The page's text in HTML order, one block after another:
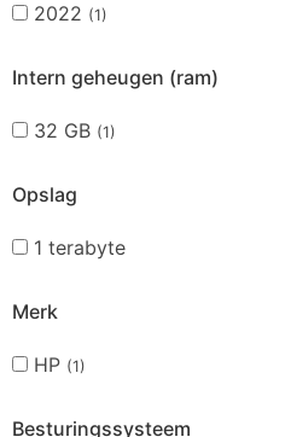
2022 (1)
Intern geheugen (ram)
32 GB (1)
Opslag
1 terabyte
Merk
HP (1)
Besturingssysteem